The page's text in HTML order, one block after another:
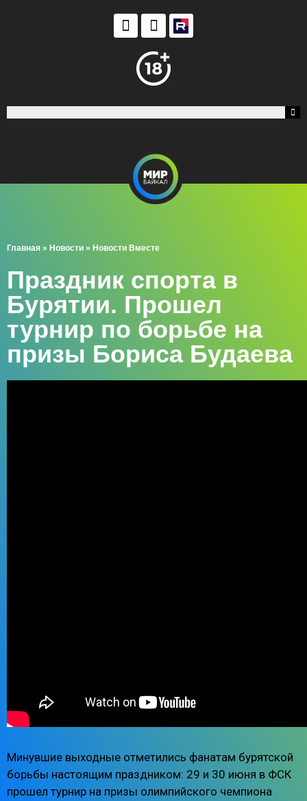
Главная » Новости » Новости Вместе
Праздник спорта в
Бурятии. Прошел
турнир по борьбе на
призы Бориса Будаева
Минувшие выходные отметились фанатам бурятской
борьбы настоящим праздником: 29 и 30 июня в ФСК
прошел турнир на призы олимпийского чемпиона